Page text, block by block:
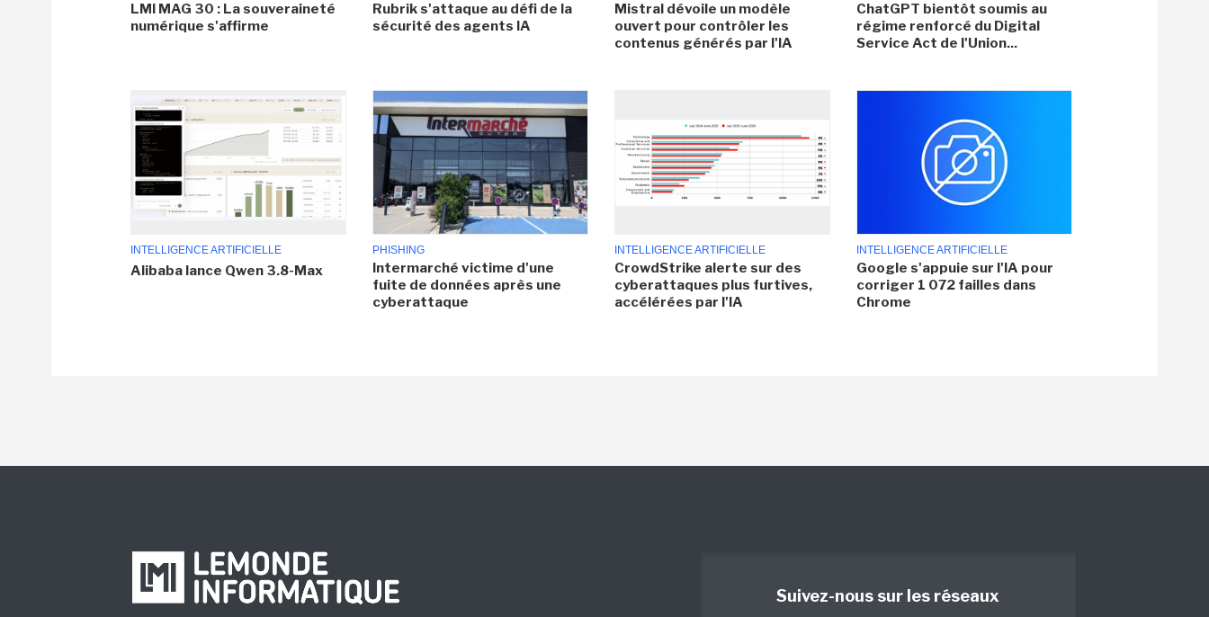
LMI MAG 30 : La souveraineté
numérique s'affirme
Rubrik s'attaque au défi de la
sécurité des agents IA
Mistral dévoile un modèle
ouvert pour contrôler les
contenus générés par l'IA
ChatGPT bientôt soumis au
régime renforcé du Digital
Service Act de l'Union...
INTELLIGENCE ARTIFICIELLE
Alibaba lance Qwen 3.8-Max
PHISHING
Intermarché victime d'une
fuite de données après une
cyberattaque
INTELLIGENCE ARTIFICIELLE
CrowdStrike alerte sur des
cyberattaques plus furtives,
accélérées par l'IA
INTELLIGENCE ARTIFICIELLE
Google s'appuie sur l'IA pour
corriger 1 072 failles dans
Chrome
Suivez-nous sur les réseaux